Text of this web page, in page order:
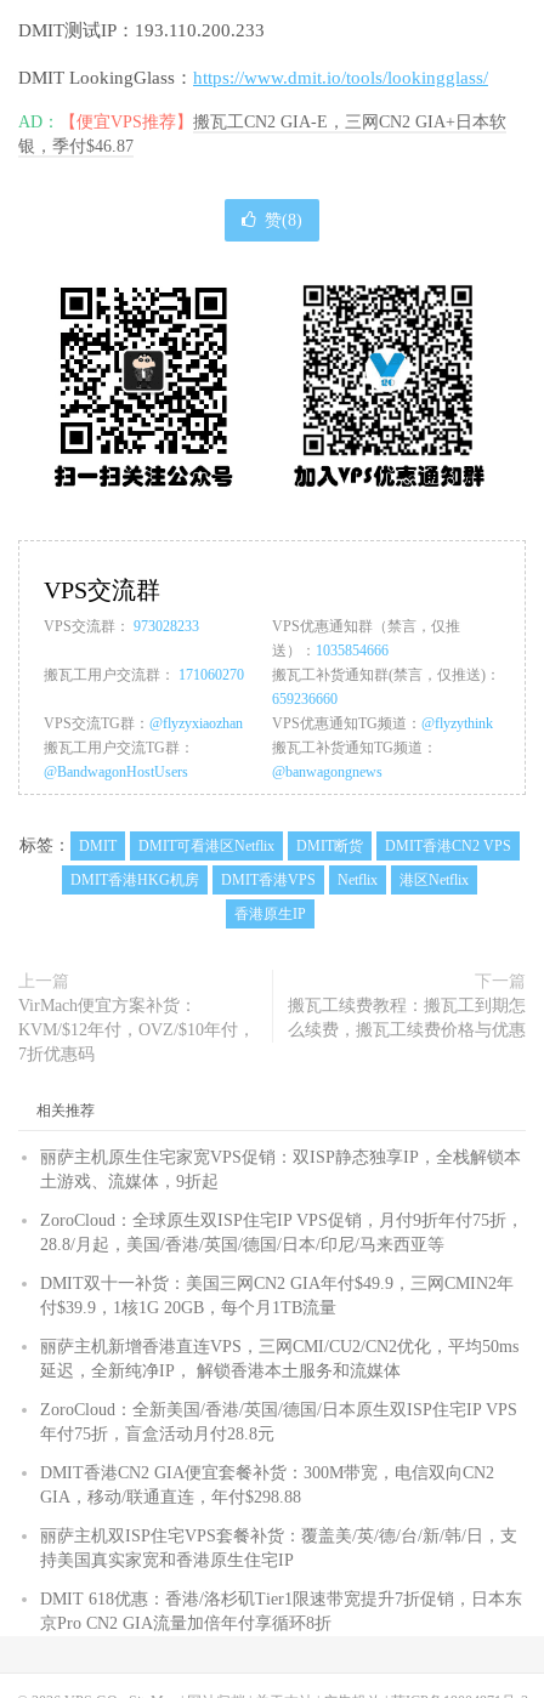
DMIT测试IP：193.110.200.233
DMIT LookingGlass： https://www.dmit.io/tools/lookingglass/
AD： 【便宜VPS推荐】 搬瓦工CN2 GIA-E，三网CN2 GIA+日本软
银，季付$46.87
赞(8)
VPS交流群
VPS交流群： 973028233
VPS优惠通知群（禁言，仅推
送）： 1035854666
搬瓦工用户交流群： 171060270
搬瓦工补货通知群(禁言，仅推送)：
659236660
VPS交流TG群： @flyzyxiaozhan VPS优惠通知TG频道： @flyzythink
搬瓦工用户交流TG群：
@BandwagonHostUsers
搬瓦工补货通知TG频道：
@banwagongnews
标签： DMIT DMIT可看港区Netflix DMIT断货
DMIT香港CN2 VPS
DMIT香港HKG机房
DMIT香港VPS Netflix
港区Netflix
香港原生IP
上一篇
VirMach便宜方案补货：
KVM/$12年付，OVZ/$10年付，
7折优惠码
下一篇
搬瓦工续费教程：搬瓦工到期怎
么续费，搬瓦工续费价格与优惠
相关推荐
丽萨主机原生住宅家宽VPS促销：双ISP静态独享IP，全栈解锁本
土游戏、流媒体，9折起
ZoroCloud：全球原生双ISP住宅IP VPS促销，月付9折年付75折，
28.8/月起，美国/香港/英国/德国/日本/印尼/马来西亚等
DMIT双十一补货：美国三网CN2 GIA年付$49.9，三网CMIN2年
付$39.9，1核1G 20GB，每个月1TB流量
丽萨主机新增香港直连VPS，三网CMI/CU2/CN2优化，平均50ms
延迟，全新纯净IP， 解锁香港本土服务和流媒体
ZoroCloud：全新美国/香港/英国/德国/日本原生双ISP住宅IP VPS
年付75折，盲盒活动月付28.8元
DMIT香港CN2 GIA便宜套餐补货：300M带宽，电信双向CN2
GIA，移动/联通直连，年付$298.88
丽萨主机双ISP住宅VPS套餐补货：覆盖美/英/德/台/新/韩/日，支
持美国真实家宽和香港原生住宅IP
DMIT 618优惠：香港/洛杉矶Tier1限速带宽提升7折促销，日本东
京Pro CN2 GIA流量加倍年付享循环8折